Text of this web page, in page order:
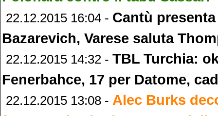
22.12.2015 16:04 - Cantù
Bazarevich, Varese saluta
22.12.2015 14:32 - TBL Turchia:
Fenerbahce, 17 per Datome,
22.12.2015 13:08 - Alec Burks